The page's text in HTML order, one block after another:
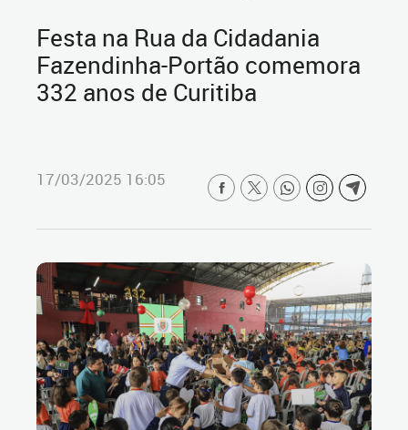
Festa na Rua da Cidadania
Fazendinha-Portão comemora
332 anos de Curitiba
17/03/2025 16:05